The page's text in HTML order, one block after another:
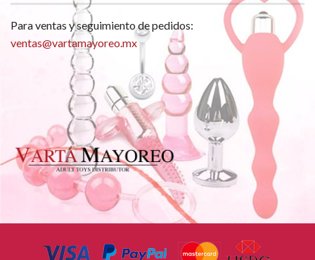
Para ventas y seguimiento de pedidos:
ventas@vartamayoreo.mx